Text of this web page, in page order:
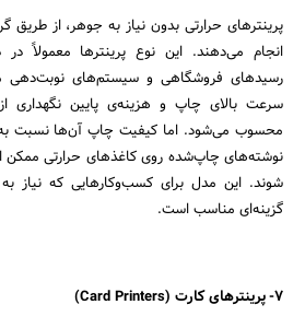
پرینترهای حرارتی بدون نیاز به جوهر، از
انجام می‌دهند. این نوع پرینترها معمولاً
رسیدهای فروشگاهی و سیستم‌های نوبت‌دهی
سرعت بالای چاپ و هزینه‌ی پایین نگهداری از
محسوب می‌شود. اما کیفیت چاپ آن‌ها نسبت به
نوشته‌های چاپ‌شده روی کاغذهای حرارتی ممکن
شوند. این مدل برای کسب‌وکارهایی که نیاز
گزینه‌ای مناسب است.
7- پرینترهای کارت (Card Printers)